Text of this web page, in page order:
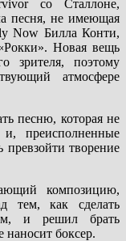
со Сталлоне,
песня, не имеющая
Now Билла Конти,
Новая вещь
зрителя, поэтому
атмосфере
песню, которая не
преисполненные
превзойти творение
композицию,
тем, как сделать
и решил брать
наносит боксер.